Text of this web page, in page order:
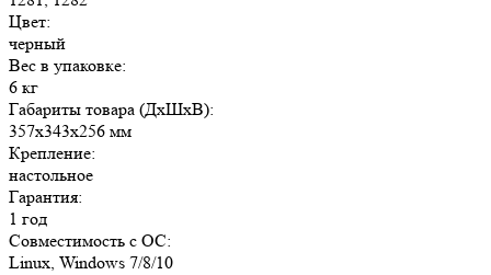
Цвет:
черный
Вес в упаковке:
6 кг
Габариты товара (ДxШxВ):
357x343x256 мм
Крепление:
настольное
Гарантия:
1 год
Совместимость с ОС:
Linux, Windows 7/8/10